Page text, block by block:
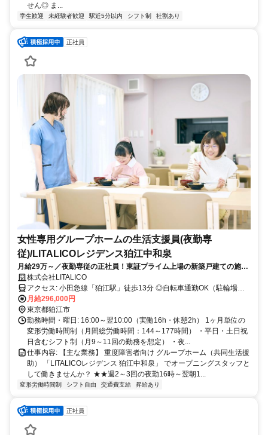
せん◎ ま...
学生歓迎 未経験者歓迎 駅近5分以内 シフト制 社割あり
正社員
女性専用グループホームの生活支援員(夜勤専
従)/LITALICOレジデンス狛江中和泉
月給29万～／夜勤専従の正社員！東証プライム上場の新築戸建ての施設
です◎
株式会社LITALICO
アクセス: 小田急線「狛江駅」徒歩13分 ◎自転車通勤OK（駐輪場あ
り） ・京王線「国領駅」より自転車10分 ・京王線「つつじヶ丘駅」
「柴崎駅」「布田駅」より自転車12〜15分 ・小田急線・南武線「登
戸駅」より自転車15分 ＜近隣エリアからもアクセス抜群♪＞ 狛江市内
（和泉・野川・岩戸・猪方・駒井町など）からはもちろん、 調布市
（国領・柴崎・布田・入間・若葉町）、世田谷区（喜多見・宇奈
根）、 多摩川を渡ってすぐの川崎市多摩区（登戸・宿河原）からも
自転車で10〜15分圏内です！
月給296,000円
東京都狛江市
勤務時間・曜日: 16:00～翌10:00（実働16h・休憩2h） 1ヶ月単位の
変形労働時間制（月間総労働時間：144～177時間） ・平日・土日祝
日含むシフト制（月9～11回の勤務を想定） ・夜...
仕事内容: 【主な業務】 重度障害者向け グループホーム（共同生活援
助） 「LITALICOレジデンス 狛江中和泉」 でオープニングスタッフと
して働きませんか？ ★★週2～3回の夜勤16時～翌朝1...
変形労働時間制 シフト自由 交通費支給 昇給あり
正社員